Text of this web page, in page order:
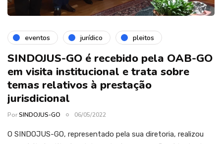
eventos jurídico pleitos
SINDOJUS-GO é recebido pela OAB-GO
em visita institucional e trata sobre
temas relativos à prestação
jurisdicional
PorSINDOJUS-GO 06/05/2022
O SINDOJUS-GO, representado pela sua diretoria, realizou